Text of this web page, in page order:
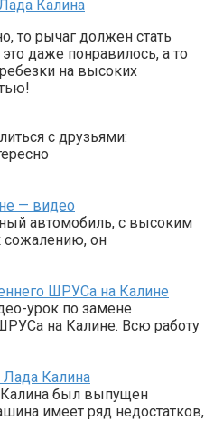
то рычаг должен стать
даже понравилось, а то
на высоких
с друзьями:
— видео
автомобиль, с высоким
сожалению, он
ШРУСа на Калине
урок по замене
на Калине. Всю работу
Лада Калина
был выпущен
имеет ряд недостатков,